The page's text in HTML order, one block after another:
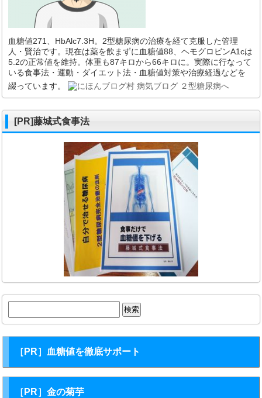
血糖値271、HbAlc7.3H。2型糖尿病の治療を経て克服した管理
人・賢治です。現在は薬を飲まずに血糖値88、ヘモグロビンA1cは
5.2の正常値を維持。体重も87キロから66キロに。実際に行なって
いる食事法・運動・ダイエット法・血糖値対策や治療経過などを
綴っています。
[PR]藤城式食事法
索:
［PR］血糖値を徹底サポート
［PR］金の菊芋